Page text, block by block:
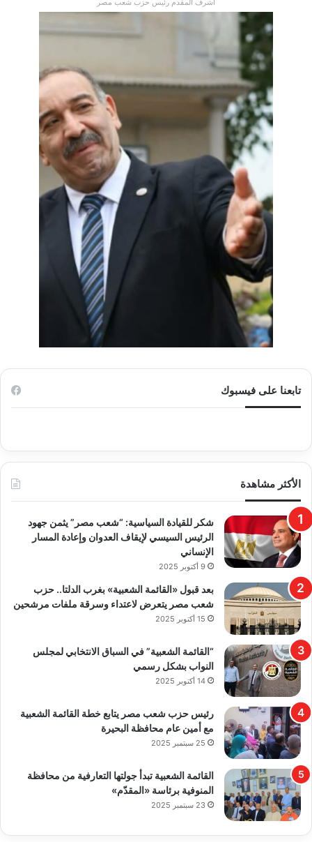
تابعنا على فيسبوك
الأكثر مشاهدة
​شكر للقيادة السياسية: “شعب مصر” يثمن جهود
الرئيس السيسي لإيقاف العدوان وإعادة المسار
الإنساني
9 أكتوبر 2025
بعد قبول «القائمة الشعبية» بغرب الدلتا.. حزب
شعب مصر يتعرض لاعتداء وسرقة ملفات مرشحين
15 أكتوبر 2025
“القائمة الشعبية” في السباق الانتخابي لمجلس
النواب بشكل رسمي
14 أكتوبر 2025
رئيس حزب شعب مصر يتابع خطة القائمة الشعبية
مع أمين عام محافظة البحيرة
25 سبتمبر 2025
القائمة الشعبية تبدأ جولتها التعارفية من محافظة
المنوفية برئاسة «المقدّم»
23 سبتمبر 2025